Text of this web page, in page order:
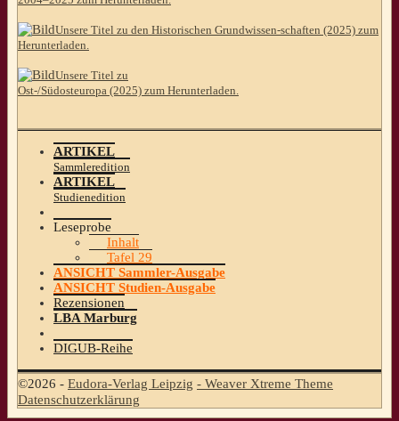
Unsere Titel zu den Historischen Grundwissen-schaften (2025) zum
Herunterladen.
Unsere Titel zu
Ost-/Südosteuropa (2025) zum Herunterladen.
ARTIKEL
Sammleredition
ARTIKEL
Studienedition
Leseprobe
Inhalt
Tafel 29
ANSICHT Sammler-Ausgabe
ANSICHT Studien-Ausgabe
Rezensionen
LBA Marburg
DIGUB-Reihe
©2026 - Eudora-Verlag Leipzig - Weaver Xtreme Theme
Datenschutzerklärung